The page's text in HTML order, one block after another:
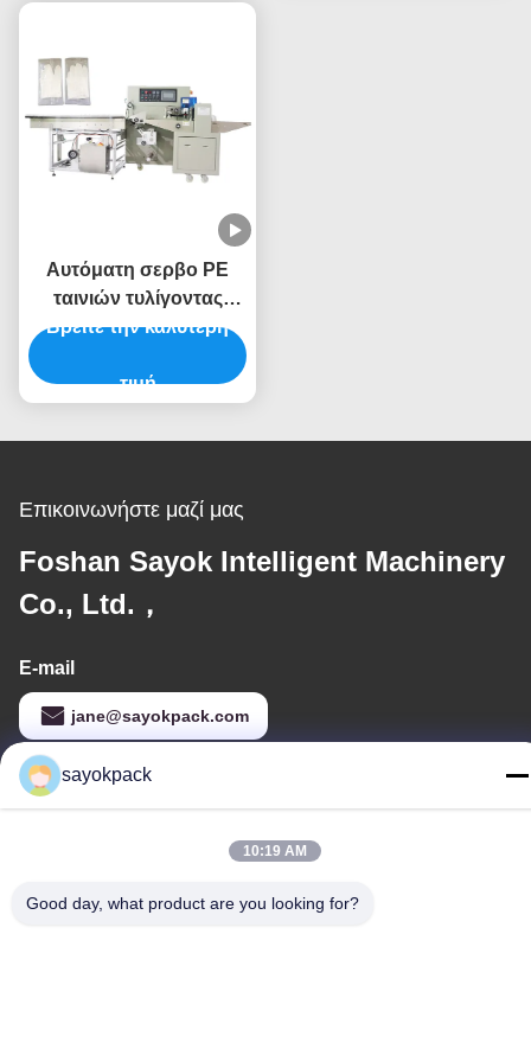
Αυτόματη σερβο PE
ταινιών τυλίγοντας
μηχανών μηχανή
ιατρική
Βρείτε την καλύτερη
τιμή
Επικοινωνήστε μαζί μας
Foshan Sayok Intelligent Machinery
Co., Ltd.，
E-mail
jane@sayokpack.com
Η διεύθυνσή μας
Danzao, περιοχή Nanhai, Foshan, Guangdong, Κίνα
sayokpack
10:19 AM
Good day, what product are you looking for?